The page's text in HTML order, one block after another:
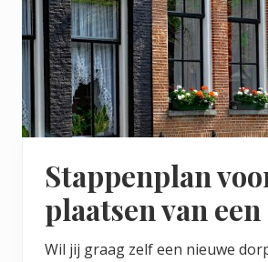
Stappenplan
plaatsen van
Wil jij graag zelf een nieuwe